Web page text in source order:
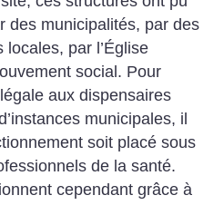
des municipalités, par des
par l’Église
social. Pour
aux dispensaires
municipales, il
soit placé sous
de la santé.
cependant grâce à